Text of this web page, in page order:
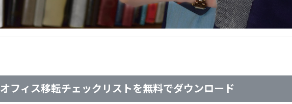
オフィス移転チェックリストを無料でダウンロード